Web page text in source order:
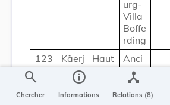
urg-
Villa
Boffe
rding
123
Käerj
eng
Haut
Anci
en
pres
bytèr
search
Chercher
info
Informations
device_hub
Relations (8)